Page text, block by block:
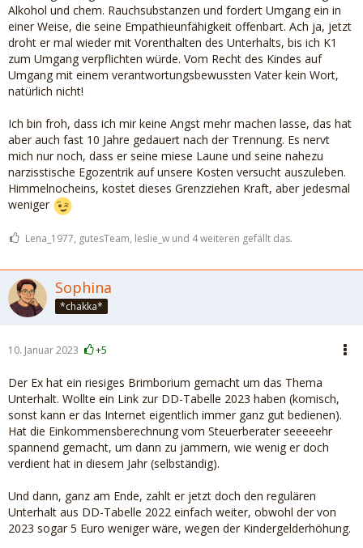
denkt. Ob es ihm einfach egal ist, dass diese Lügerei unsere
Tochter einfach nur verletzt? Oder will er sie vielleicht sogar
auf eine völlig unbeholfene und verquere Art und Weise
beschützen, weil er denkt, sie ist enttäuscht, wenn die
beiden ohne sie in Urlaub fahren?
Aktionen immer ein kleines Stück weiter von sich wegstößt.
Das versteht er aber leider nicht.
Alkohol und chem. Rauchsubstanzen und fordert Umgang ein in
einer Weise, die seine Empathieunfähigkeit offenbart. Ach ja, jetzt
droht er mal wieder mit Vorenthalten des Unterhalts, bis ich K1
zum Umgang verpflichten würde. Vom Recht des Kindes auf
Umgang mit einem verantwortungsbewussten Vater kein Wort,
natürlich nicht!
Ich bin froh, dass ich mir keine Angst mehr machen lasse, das hat
aber auch fast 10 Jahre gedauert nach der Trennung. Es nervt
mich nur noch, dass er seine miese Laune und seine nahezu
narzisstische Egozentrik auf unsere Kosten versucht auszuleben.
Himmelnocheins, kostet dieses Grenzziehen Kraft, aber jedesmal
weniger
Lena_1977, gutesTeam, leslie_w und 4 weiteren gefällt das.
Sophina
*chakka*
10. Januar 2023 +5
Der Ex hat ein riesiges Brimborium gemacht um das Thema
Unterhalt. Wollte ein Link zur DD-Tabelle 2023 haben (komisch,
sonst kann er das Internet eigentlich immer ganz gut bedienen).
Hat die Einkommensberechnung vom Steuerberater seeeeehr
spannend gemacht, um dann zu jammern, wie wenig er doch
verdient hat in diesem Jahr (selbständig).
Und dann, ganz am Ende, zahlt er jetzt doch den regulären
Unterhalt aus DD-Tabelle 2022 einfach weiter, obwohl der von
2023 sogar 5 Euro weniger wäre, wegen der Kindergelderhöhung.